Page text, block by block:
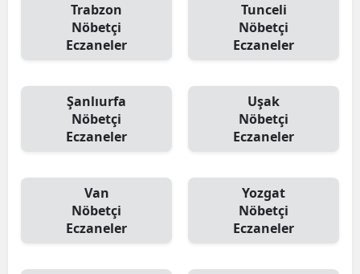
Trabzon
Nöbetçi
Eczaneler
Tunceli
Nöbetçi
Eczaneler
Şanlıurfa
Nöbetçi
Eczaneler
Uşak
Nöbetçi
Eczaneler
Van
Nöbetçi
Eczaneler
Yozgat
Nöbetçi
Eczaneler